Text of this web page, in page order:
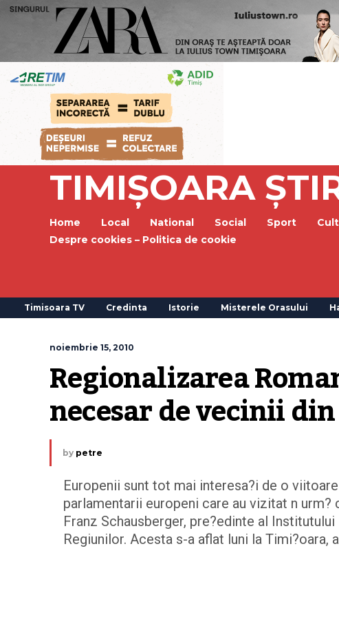
TIMIȘOARA
Home Local National Social Sport
Despre cookies – Politica de cookie
Timisoara TV Credinta Istorie Misterele Orasului
noiembrie 15, 2010
Regionalizarea
necesar de vecinii
by petre
Europenii sunt tot mai interesa?i de o
parlamentarii europeni care au vizitat n urm?
Franz Schausberger, pre?edinte al
Regiunilor. Acesta s-a aflat luni la Timi?oara,